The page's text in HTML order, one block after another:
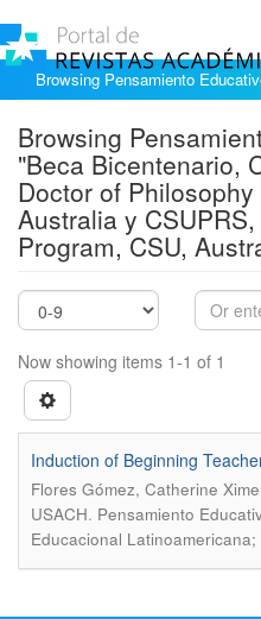
Browsing Pensamiento
Browsing
"Beca Bicentenario,
Doctor of
Australia y
Program, CSU,
Now showing items 1-1 of 1
Induction of Beginning
Flores Gómez, Catherine
USACH. Pensamiento
Educacional